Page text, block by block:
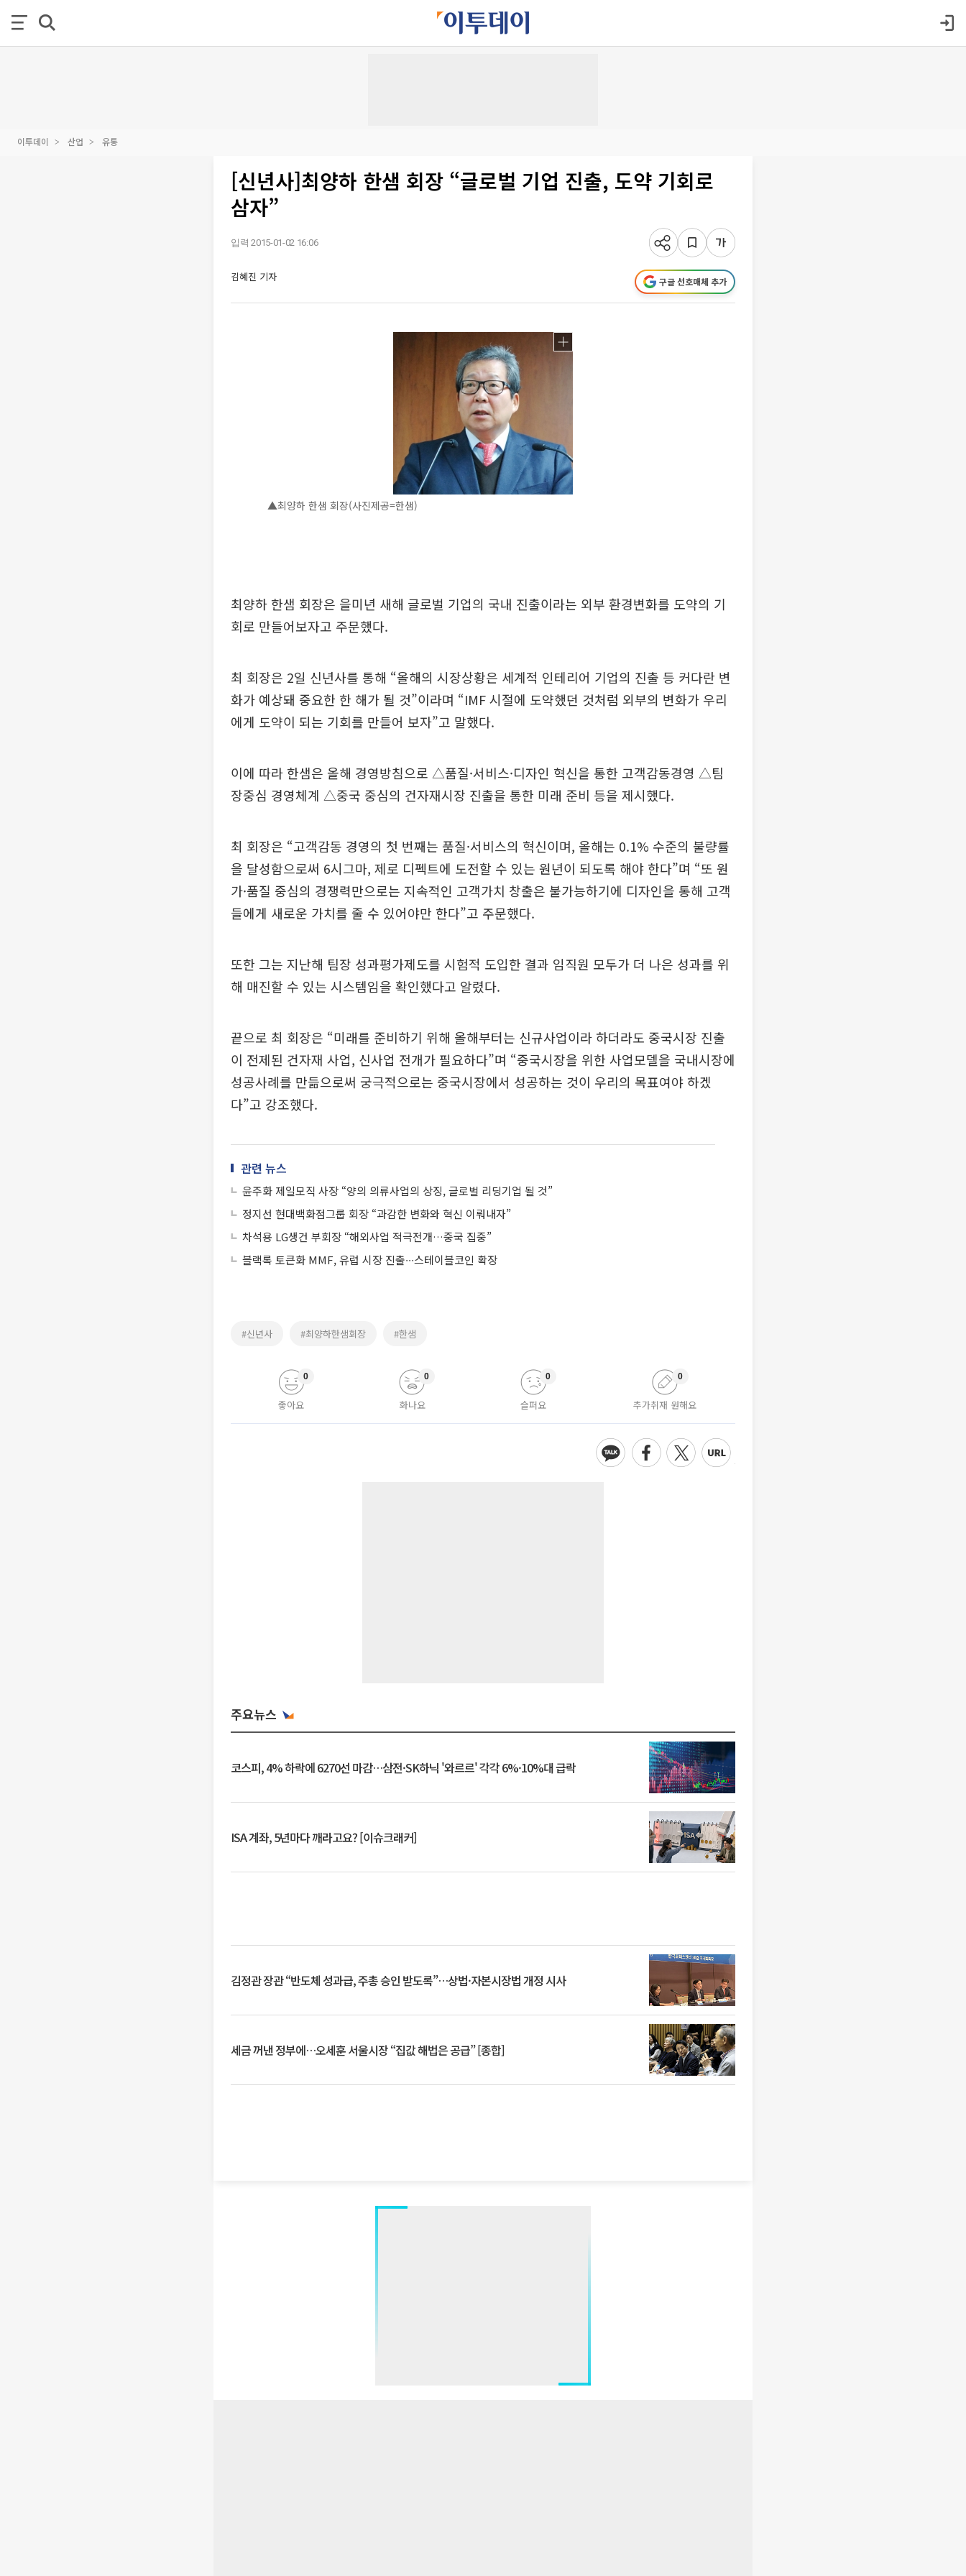
이투데이 산업 유통
[신년사]최양하 한샘 회장 “글로벌 기업 진출, 도약 기회로
삼자”
입력 2015-01-02 16:06
김혜진 기자 구글 선호매체 추가
▲최양하 한샘 회장(사진제공=한샘)
최양하 한샘 회장은 을미년 새해 글로벌 기업의 국내 진출이라는 외부 환경변화를 도약의 기
회로 만들어보자고 주문했다.
최 회장은 2일 신년사를 통해 “올해의 시장상황은 세계적 인테리어 기업의 진출 등 커다란 변
화가 예상돼 중요한 한 해가 될 것”이라며 “IMF 시절에 도약했던 것처럼 외부의 변화가 우리
에게 도약이 되는 기회를 만들어 보자”고 말했다.
이에 따라 한샘은 올해 경영방침으로 △품질·서비스·디자인 혁신을 통한 고객감동경영 △팀
장중심 경영체계 △중국 중심의 건자재시장 진출을 통한 미래 준비 등을 제시했다.
최 회장은 “고객감동 경영의 첫 번째는 품질·서비스의 혁신이며, 올해는 0.1% 수준의 불량률
을 달성함으로써 6시그마, 제로 디펙트에 도전할 수 있는 원년이 되도록 해야 한다”며 “또 원
가·품질 중심의 경쟁력만으로는 지속적인 고객가치 창출은 불가능하기에 디자인을 통해 고객
들에게 새로운 가치를 줄 수 있어야만 한다”고 주문했다.
또한 그는 지난해 팀장 성과평가제도를 시험적 도입한 결과 임직원 모두가 더 나은 성과를 위
해 매진할 수 있는 시스템임을 확인했다고 알렸다.
끝으로 최 회장은 “미래를 준비하기 위해 올해부터는 신규사업이라 하더라도 중국시장 진출
이 전제된 건자재 사업, 신사업 전개가 필요하다”며 “중국시장을 위한 사업모델을 국내시장에
성공사례를 만듦으로써 궁극적으로는 중국시장에서 성공하는 것이 우리의 목표여야 하겠
다”고 강조했다.
관련 뉴스
윤주화 제일모직 사장 “양의 의류사업의 상징, 글로벌 리딩기업 될 것”
정지선 현대백화점그룹 회장 “과감한 변화와 혁신 이뤄내자”
차석용 LG생건 부회장 “해외사업 적극전개…중국 집중”
블랙록 토큰화 MMF, 유럽 시장 진출∙∙∙스테이블코인 확장
#신년사 #최양하한샘회장 #한샘
좋아요
0
화나요
0
슬퍼요
0
추가취재 원해요
0
주요뉴스
코스피, 4% 하락에 6270선 마감…삼전·SK하닉 '와르르' 각각 6%·10%대 급락
ISA 계좌, 5년마다 깨라고요? [이슈크래커]
김정관 장관 “반도체 성과급, 주총 승인 받도록”…상법·자본시장법 개정 시사
세금 꺼낸 정부에…오세훈 서울시장 “집값 해법은 공급” [종합]